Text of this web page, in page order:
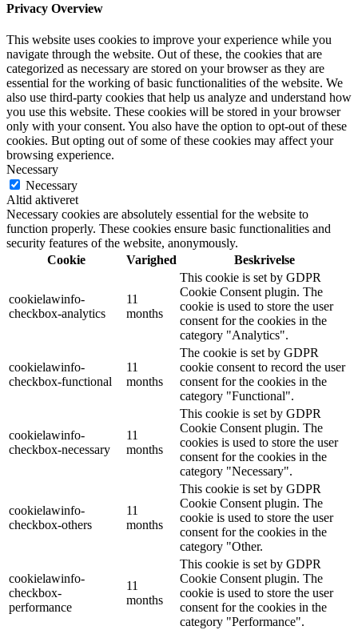
Privacy Overview
This website uses cookies to improve your experience while you
navigate through the website. Out of these, the cookies that are
categorized as necessary are stored on your browser as they are
essential for the working of basic functionalities of the website. We
also use third-party cookies that help us analyze and understand how
you use this website. These cookies will be stored in your browser
only with your consent. You also have the option to opt-out of these
cookies. But opting out of some of these cookies may affect your
browsing experience.
Necessary
Necessary
Altid aktiveret
Necessary cookies are absolutely essential for the website to
function properly. These cookies ensure basic functionalities and
security features of the website, anonymously.
Cookie
Varighed Beskrivelse
cookielawinfo-
checkbox-analytics
11
months
This cookie is set by GDPR
Cookie Consent plugin. The
cookie is used to store the user
consent for the cookies in the
category "Analytics".
cookielawinfo-
checkbox-functional
11
months
The cookie is set by GDPR
cookie consent to record the user
consent for the cookies in the
category "Functional".
cookielawinfo-
checkbox-necessary
11
months
This cookie is set by GDPR
Cookie Consent plugin. The
cookies is used to store the user
consent for the cookies in the
category "Necessary".
cookielawinfo-
checkbox-others
11
months
This cookie is set by GDPR
Cookie Consent plugin. The
cookie is used to store the user
consent for the cookies in the
category "Other.
cookielawinfo-
checkbox-
performance
11
months
This cookie is set by GDPR
Cookie Consent plugin. The
cookie is used to store the user
consent for the cookies in the
category "Performance".